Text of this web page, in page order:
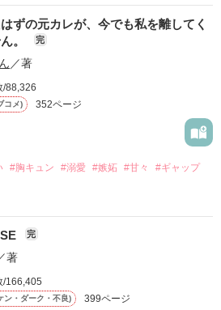
ずの元カレが、今でも私を離してく
。
完
／著
/88,326
コメ) 352ページ
#胸キュン #溺愛 #嫉妬 #甘々 #ギャップ
選んだ。」
怖かった。
好きだった彼を自分から振った。
完
著
/166,405
ン・ダーク・不良) 399ページ